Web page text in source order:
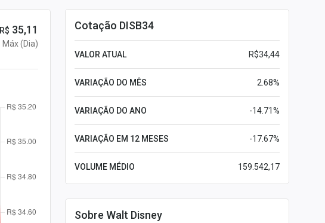
R$ 35,11
Máx (Dia)
Cotação DISB34
VALOR ATUAL R$34,44
VARIAÇÃO DO MÊS 2.68%
VARIAÇÃO DO ANO -14.71%
VARIAÇÃO EM 12 MESES -17.67%
VOLUME MÉDIO 159.542,17
Sobre Walt Disney